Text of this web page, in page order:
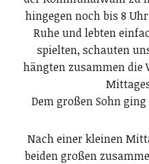
hingegen noch bis 8
Ruhe und lebten
spielten, schauten
hängten zusammen die
Dem großen Sohn
Nach einer kleinen
beiden großen